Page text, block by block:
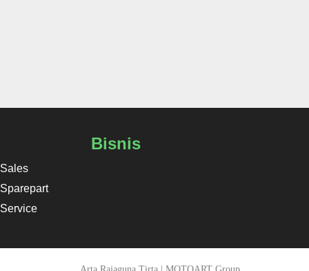
Bisnis
Sales
Sparepart
Service